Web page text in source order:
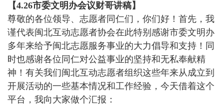
【4.26市委文明办会议财哥讲稿】
尊敬的各位领导、志愿者同仁们，你们好！首先，我
谨代表闽北互动志愿者协会在此特别感谢市委文明办
多年来给予闽北志愿服务事业的大力倡导和支持！同
时也感谢各位同仁对公益事业的坚持和无私奉献精
神！有关我们闽北互动志愿者组织这些年来从成立到
开展活动的一些基本情况和工作经验，今天借着这个
平台，我向大家做个汇报：